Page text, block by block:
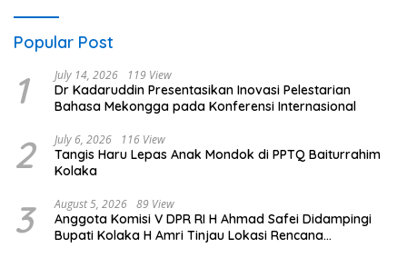
Popular Post
1 July 14, 2026 119 View
Dr Kadaruddin Presentasikan Inovasi Pelestarian
Bahasa Mekongga pada Konferensi Internasional
2 July 6, 2026 116 View
Tangis Haru Lepas Anak Mondok di PPTQ Baiturrahim
Kolaka
3 August 5, 2026 89 View
Anggota Komisi V DPR RI H Ahmad Safei Didampingi
Bupati Kolaka H Amri Tinjau Lokasi Rencana